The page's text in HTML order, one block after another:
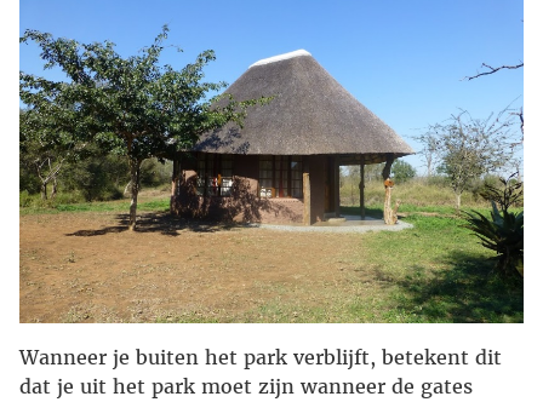
Wanneer je buiten het park verblijft, betekent dit
dat je uit het park moet zijn wanneer de gates